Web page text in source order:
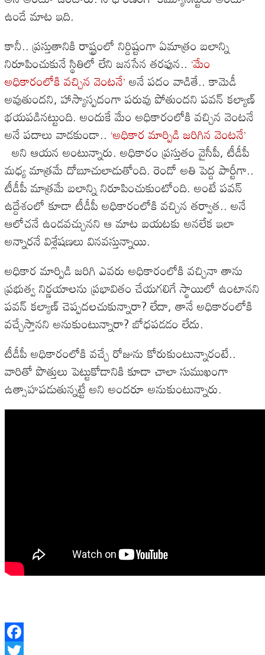
ఉండే మాట ఇది.
కానీ.. ప్రస్తుతానికి రాష్ట్రంలో నిర్దిష్టంగా ఏమాత్రం బలాన్ని
నిరూపించుకునే స్థితిలో లేని జనసేన తరఫున.. ‘మేం
అధికారంలోకి వచ్చిన వెంటనే’అనే పదం వాడితే.. కామెడీ
అవుతుందని, హాస్యాస్పదంగా పరువు పోతుందని పవన్ కల్యాణ్
భయపడినట్టుంది. అందుకే మేం అధికారంలోకి వచ్చిన వెంటనే
అనే పదాలు వాడకుండా.. ‘అధికార మార్పిడి జరిగిన వెంటనే’
అని ఆయన అంటున్నారు. అధికారం ప్రస్తుతం వైసీపీ, టీడీపీ
మధ్య మాత్రమే దోబూచులాడుతోంది. రెండో అతి పెద్ద పార్టీగా..
టీడీపీ మాత్రమే బలాన్ని నిరూపించుకుంటోంది. అంటే పవన్
ఉద్దేశంలో కూడా టీడీపీ అధికారంలోకి వచ్చిన తర్వాత.. అనే
ఆలోచనే ఉండవచ్చునని ఆ మాట బయటకు అనలేక ఇలా
అన్నారనే విశ్లేషణలు వినవస్తున్నాయి.
అధికార మార్పిడి జరిగి ఎవరు అధికారంలోకి వచ్చినా తాను
ప్రభుత్వ నిర్ణయాలను ప్రభావితం చేయగలిగే స్థాయిలో ఉంటానని
పవన్ కల్యాణ్ చెప్పదలచుకున్నారా? లేదా, తానే అధికారంలోకి
వచ్చేస్తానని అనుకుంటున్నారా? బోధపడడం లేదు.
టీడీపీ అధికారంలోకి వచ్చే రోజును కోరుకుంటున్నారంటే..
వారితో పొత్తులు పెట్టుకోడానికి కూడా చాలా సుముఖంగా
ఉత్సాహపడుతున్నట్టే అని అందరూ అనుకుంటున్నారు.
Facebook